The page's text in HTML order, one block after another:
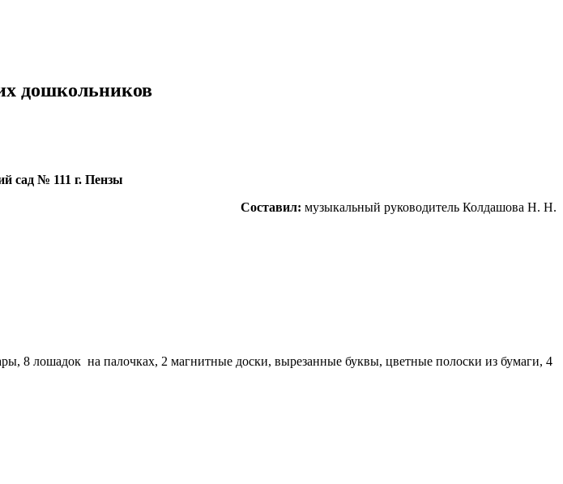
дошкольников
сад № 111 г. Пензы
Составил: музыкальный руководитель Колдашова Н. Н.
8 лошадок на палочках, 2 магнитные доски, вырезанные буквы, цветные полоски из бумаги, 4